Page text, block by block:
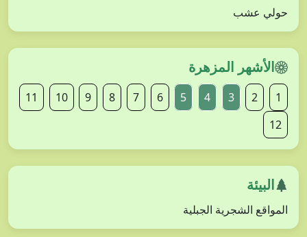
حولي عشب
الأشهر المزهرة
1
2
3
4
5
6
7
8
9
10
11
12
البيئة
المواقع الشجرية الجبلية